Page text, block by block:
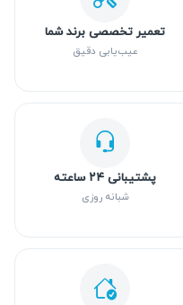
تعمیر تخصصی برند شما
عیب‌یابی دقیق
پشتیبانی ۲۴ ساعته
شبانه روزی